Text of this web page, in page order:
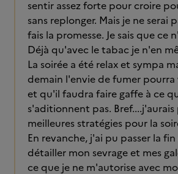
sentir assez forte pour croire
sans replonger. Mais je ne serai
fais la promesse. Je sais que ce
Déjà qu'avec le tabac je n'en
La soirée a été relax et sympa
demain l'envie de fumer
et qu'il faudra faire gaffe à ce
s'aditionnent pas.
meilleures stratégies pour la
En revanche, j'ai pu passer la
détailler mon sevrage et mes
ce que je ne m'autorise avec